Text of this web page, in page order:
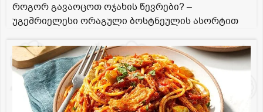
როგორ გავაოცოთ ოჯახის წევრები? –
უგემრიელესი ორაგული ბოსტნეულის ასორტით